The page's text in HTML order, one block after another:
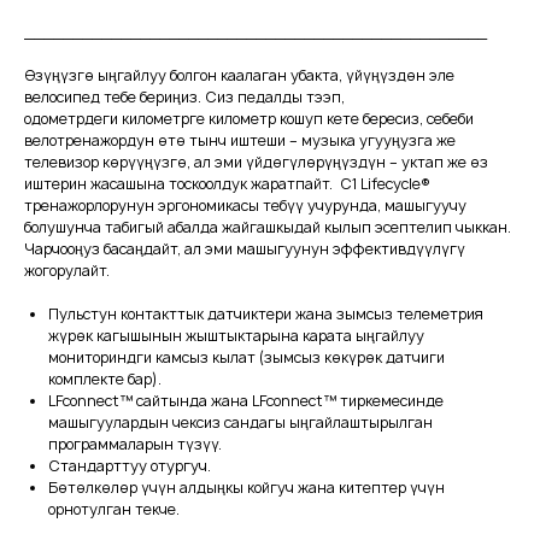
Өзүңүзгө ыңгайлуу болгон каалаган убакта, үйүңүздөн эле
велосипед тебе бериңиз. Сиз педалды тээп,
одометрдеги километрге километр кошуп кете бересиз, себеби
велотренажордун өтө тынч иштеши – музыка угууңузга же
телевизор көрүүңүзгө, ал эми үйдөгүлөрүңүздүн – уктап же өз
иштерин жасашына тоскоолдук жаратпайт. C1 Lifecycle®
тренажорлорунун эргономикасы тебүү учурунда, машыгуучу
болушунча табигый абалда жайгашкыдай кылып эсептелип чыккан.
Чарчооңуз басаңдайт, ал эми машыгуунун эффективдүүлүгү
жогорулайт.
Пульстун контакттык датчиктери жана зымсыз телеметрия
жүрөк кагышынын жыштыктарына карата ыңгайлуу
мониториндги камсыз кылат (зымсыз көкүрөк датчиги
комплекте бар).
LFconnect™ сайтында жана LFconnect™ тиркемесинде
машыгуулардын чексиз сандагы ыңгайлаштырылган
программаларын түзүү.
Стандарттуу отургуч.
Бөтөлкөлөр үчүн алдыңкы койгуч жана китептер үчүн
орнотулган текче.